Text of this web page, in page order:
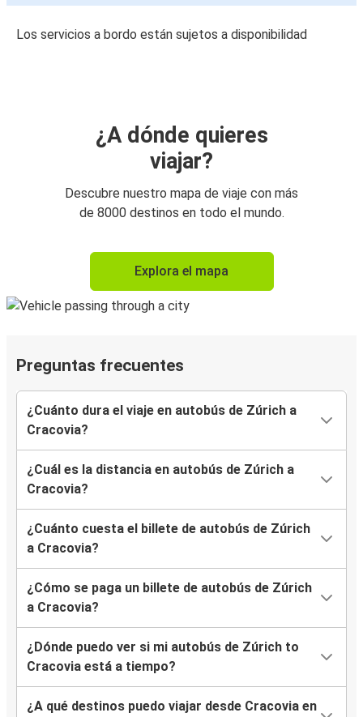
Los servicios a bordo están sujetos a disponibilidad
¿A dónde quieres
viajar?
Descubre nuestro mapa de viaje con más
de 8000 destinos en todo el mundo.
Explora el mapa
Preguntas frecuentes
¿Cuánto dura el viaje en autobús de Zúrich a
Cracovia?
¿Cuál es la distancia en autobús de Zúrich a
Cracovia?
¿Cuánto cuesta el billete de autobús de Zúrich
a Cracovia?
¿Cómo se paga un billete de autobús de Zúrich
a Cracovia?
¿Dónde puedo ver si mi autobús de Zúrich to
Cracovia está a tiempo?
¿A qué destinos puedo viajar desde Cracovia en